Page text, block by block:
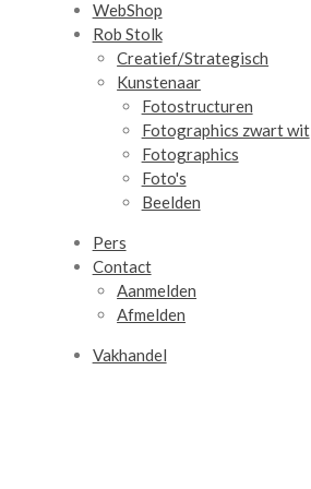
WebShop
Rob Stolk
Creatief/Strategisch
Kunstenaar
Fotostructuren
Fotographics zwart wit
Fotographics
Foto's
Beelden
Pers
Contact
Aanmelden
Afmelden
Vakhandel